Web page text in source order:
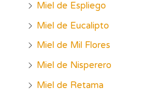
Miel de Espliego
Miel de Eucalipto
Miel de Mil Flores
Miel de Nisperero
Miel de Retama